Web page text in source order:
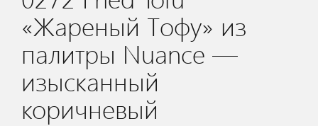
«Жареный Тофу» из
палитры Nuance —
изысканный
коричневый